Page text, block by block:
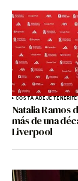
COSTA ADEJE TENERIFE
Natalia Ramos
más de una
Liverpool